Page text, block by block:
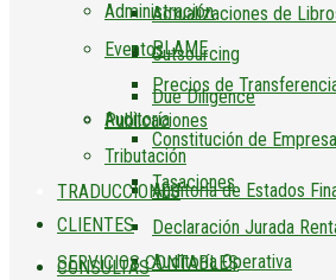
PLAME
Auditoría
Auditoría de Estados
Auditoría Operativa
Actualizaciones de
Precios de
Tributación
Declaración Jurada
Eventos
Publicaciones
TRADUCCIONES
SERVICIOS CONTABLES
Administración
Outsourcing
Due Diligence
Constitución de
Tasaciones
CLIENTES
CONSULTAS